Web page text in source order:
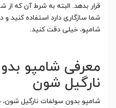
قرار بدهد. البته به شرط آن که از
شما سازگاری دارد استفاده کنید
شامپو، خیلی دقت کنید.
معرفی شامپو
نارگیل شون
شامپو بدون سولفات نارگیل